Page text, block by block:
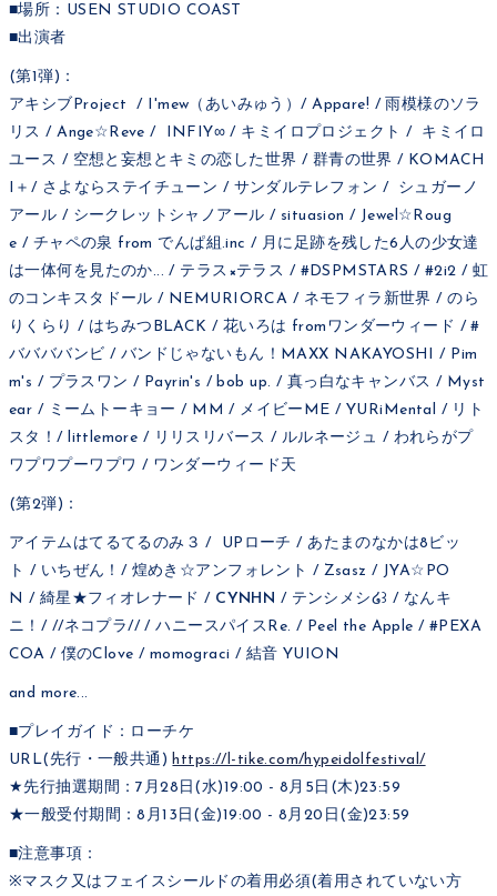
■場所：USEN STUDIO COAST
■出演者
(第1弾)：
アキシブProject / I'mew（あいみゅう）/ Appare! / 雨模様のソラ
リス / Ange☆Reve / INFIY∞ / キミイロプロジェクト / キミイロ
ユース / 空想と妄想とキミの恋した世界 / 群青の世界 / KOMACH
I＋/ さよならステイチューン / サンダルテレフォン / シュガーノ
アール / シークレットシャノアール / situasion / Jewel☆Roug
e / チャペの泉 from でんぱ組.inc / 月に足跡を残した6人の少女達
は一体何を見たのか... / テラス×テラス / #DSPMSTARS / #2i2 / 虹
のコンキスタドール / NEMURIORCA / ネモフィラ新世界 / のら
りくらり / はちみつBLACK / 花いろは fromワンダーウィード / #
ババババンビ / バンドじゃないもん！MAXX NAKAYOSHI / Pim
m's / プラスワン / Payrin's / bob up. / 真っ白なキャンバス / Myst
ear / ミームトーキョー / MM / メイビーME / YURiMental / リト
スタ！/ littlemore / リリスリバース / ルルネージュ / われらがプ
ワプワプーワプワ / ワンダーウィード天
(第2弾)：
アイテムはてるてるのみ３ / UPローチ / あたまのなかは8ビッ
ト / いちぜん！/ 煌めき☆アンフォレント / Zsasz / JYA☆PO
N / 綺星★フィオレナード / CYNHN / テンシメシ໒꒱ / なんキ
ニ！/ //ネコプラ// / ハニースパイスRe. / Peel the Apple / #PEXA
COA / 僕のClove / momograci / 結音 YUION
and more...
■プレイガイド：ローチケ
URL(先行・一般共通) https://l-tike.com/hypeidolfestival/
★先行抽選期間：7月28日(水)19:00 - 8月5日(木)23:59
★一般受付期間：8月13日(金)19:00 - 8月20日(金)23:59
■注意事項：
※マスク又はフェイスシールドの着用必須(着用されていない方